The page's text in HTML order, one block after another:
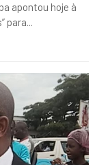
apontou hoje à
para...